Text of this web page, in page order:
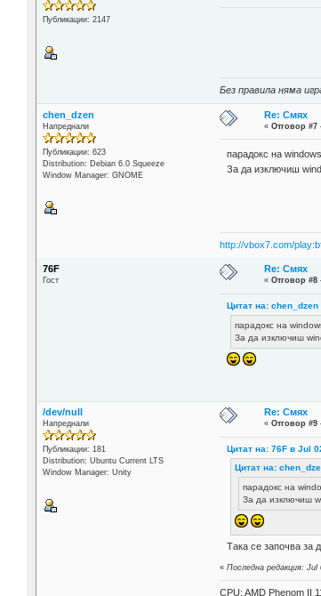
Публикации: 2147
Без правила няма
chen_dzen
Напреднали
Публикации: 623
Distribution: Debian 6.0 Squeeze
Window Manager: GNOME
Re: Смях
«Отговор #7
парадокс на
За да изключиш
http://vbox7.com/
76F
Гост
Re: Смях
«Отговор #8
Цитат на:
парадокс на
За да изключиш
/dev/null
Напреднали
Публикации: 181
Distribution: Ubuntu Current LTS
Window Manager: Unity
Re: Смях
«Отговор #9
Цитат на: 76F в Jul
Цитат на:
парадокс на
За да изключиш
Така се започва за
«Последна редакция:
CPU: AMD Phenom II